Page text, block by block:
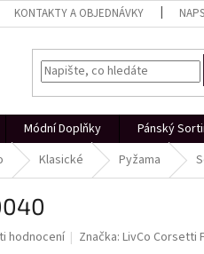
KONTAKTY A OBJEDNÁVKY
Módní Doplňky Pánský
Klasické Pyžama
hodnocení Značka:LivCo Corsetti